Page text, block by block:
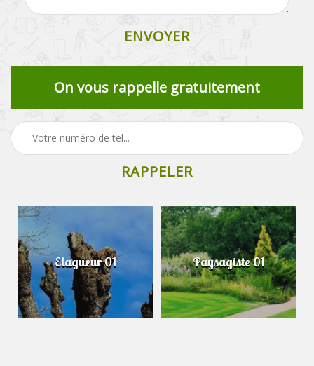
On vous rappelle gratuitement
Elagueur 01 Paysagiste 01